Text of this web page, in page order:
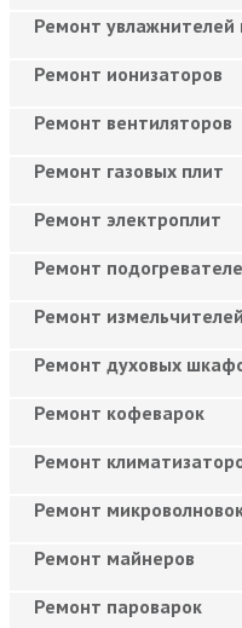
Ремонт увлажнителей
Ремонт ионизаторов
Ремонт вентиляторов
Ремонт газовых плит
Ремонт электроплит
Ремонт
Ремонт
Ремонт духовых
Ремонт кофеварок
Ремонт
Ремонт
Ремонт майнеров
Ремонт пароварок